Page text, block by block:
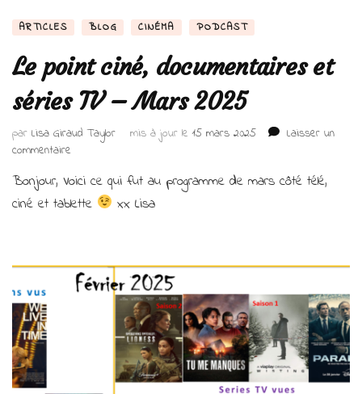
ARTICLES BLOG CINÉMA PODCAST
Le point ciné, documentaires et
séries TV – Mars 2025
par Lisa Giraud Taylor mis à jour le 15 mars 2025
Laisser un
commentaire
point
ciné,
TV
Bonjour, Voici ce qui fut au programme de mars côté télé,
ciné et tablette
xx Lisa